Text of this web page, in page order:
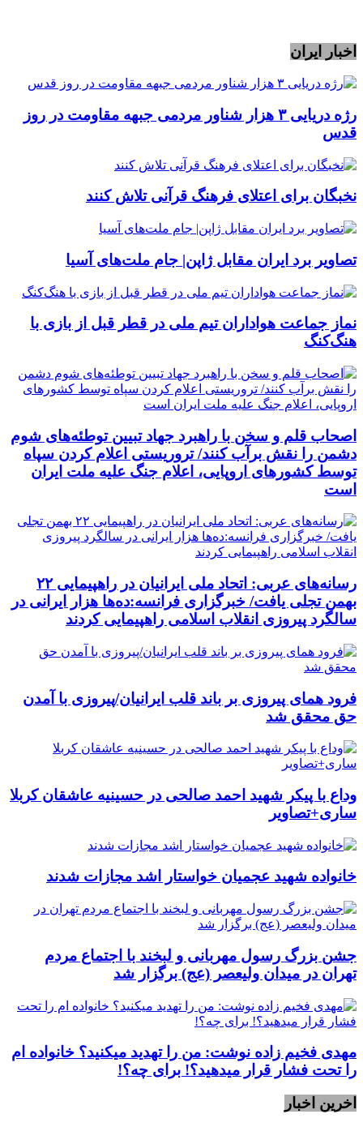
اخبار ایران
رژه دریایی ۳ هزار شناور مردمی جبهه مقاومت در روز
قدس
نخبگان برای اعتلای فرهنگ قرآنی تلاش کنند
تصاویر برد ایران مقابل ژاپن| جام ملت‌های آسیا
نماز جماعت هواداران تیم ملی در قطر قبل از بازی با
هنگ‌کنگ
اصحاب قلم و سخن با راهبرد جهاد تبیین توطئه‌های شوم
دشمن را نقش برآب کنند/ تروریستی اعلام کردن سپاه
توسط کشورهای اروپایی، اعلام جنگ علیه ملت ایران
است
رسانه‌های عربی: اتحاد ملی ایرانیان در راهپیمایی ۲۲
بهمن تجلی یافت/ خبرگزاری فرانسه:ده‌ها هزار ایرانی در
سالگرد پیروزی انقلاب اسلامی راهپیمایی کردند
فرود همای پیروزی بر باند قلب ایرانیان/پیروزی با آمدن
حق محقق شد
وداع با پیکر شهید احمد صالحی‌ در حسینیه عاشقان کربلا
ساری+تصاویر
خانواده شهید عجمیان خواستار اشد مجازات شدند
جشن بزرگ رسول مهربانی و لبخند با اجتماع مردم
تهران در میدان ولیعصر (عج) برگزار شد
مهدی فخیم زاده نوشت: من را تهدید میکنید؟ خانواده ام
را‌ تحت فشار قرار میدهید؟! برای چه؟!
اخرین اخبار